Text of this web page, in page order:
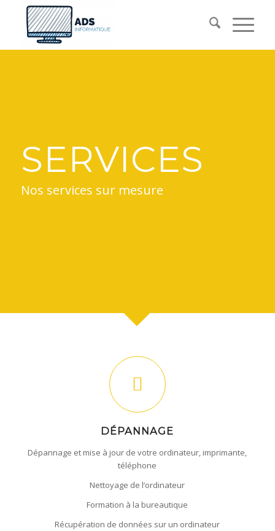
SERVICES
Nos services sur mesure
DÉPANNAGE
Dépannage et mise à jour de votre ordinateur, imprimante,
téléphone
Nettoyage de l’ordinateur
Formation à la bureautique
Récupération de données sur un ordinateur